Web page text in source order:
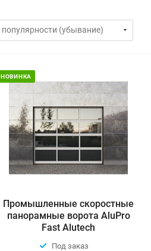
НОВИНКА
Промышленные скоростные
панорамные ворота AluPro
Fast Alutech
Под заказ